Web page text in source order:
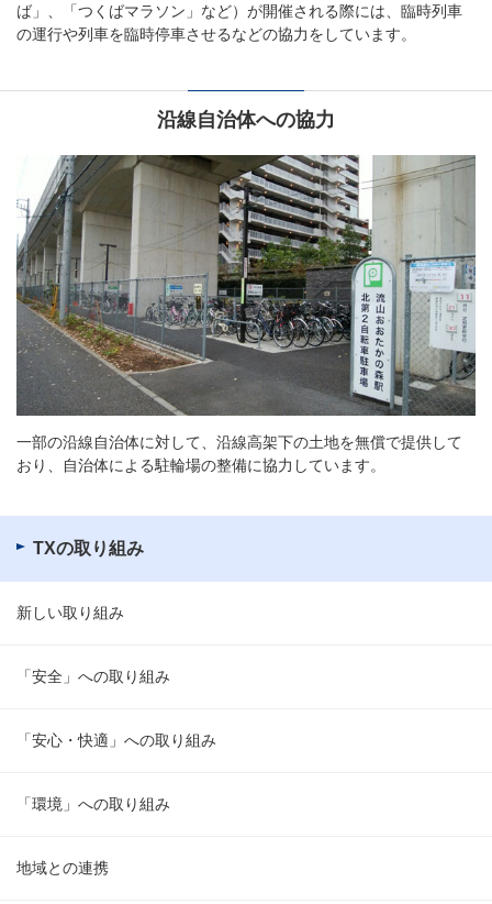
ば」、「つくばマラソン」など）が開催される際には、臨時列車
の運行や列車を臨時停車させるなどの協力をしています。
沿線自治体への協力
一部の沿線自治体に対して、沿線高架下の土地を無償で提供して
おり、自治体による駐輪場の整備に協力しています。
TXの取り組み
新しい取り組み
「安全」への取り組み
「安心・快適」への取り組み
「環境」への取り組み
地域との連携